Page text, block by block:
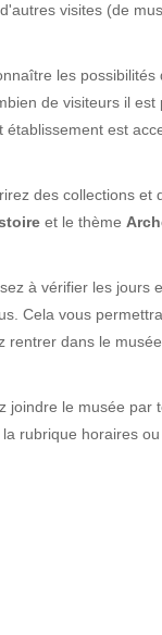
visites (de
les possibilités
de visiteurs il est
est
des collections et
et le thème
à vérifier les jours
Cela vous
rentrer dans le
joindre le musée par
rubrique horaires